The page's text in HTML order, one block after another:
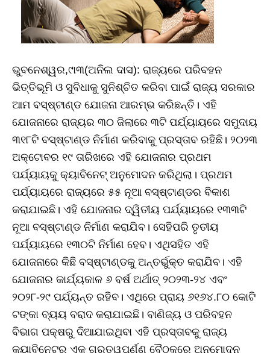
ଭୁବନେଶ୍ୱର,୯ା୩(ଅନିଲ ଦାସ): ରାଜ୍ୟରେ ପରିବହନ
ଭିତ୍ତିଭୂମି ଓ ସୁବିଧାକୁ ସୁନିଶ୍ଚିତ କରିବା ପାଇଁ ରାଜ୍ୟ ସରକାର
ଆମ ବସ୍‌ଷ୍ଟାଣ୍ଡ ଯୋଜନା ଆରମ୍ଭ କରିଛନ୍ତି। ଏହି
ଯୋଜନାରେ ରାଜ୍ୟର ୩୦ ଜିଲାରେ ୩ଟି ପର୍ଯ୍ୟାୟରେ ସମୁଦାୟ
୩୧୮ଟି ବସ୍‌ଷ୍ଟାଣ୍ଡ ନିର୍ମାଣ କରିବାକୁ ପ୍ରସ୍ତାବ ରହିଛି। ୨୦୨୩
ଅକ୍ଟୋବର ୧୯ ତାରିଖରେ ଏହି ଯୋଜନାର ପ୍ରଥମ
ପର୍ଯ୍ୟାୟକୁ କ୍ୟାବିନେଟ୍‌ ଅନୁମୋଦନ କରିଥିଲା। ପ୍ରଥମ
ପର୍ଯ୍ୟାୟରେ ରାଜ୍ୟରେ ୫୫ ନୂଆ ବସ୍‌ଷ୍ଟାଣ୍ଡର ବିକାଶ
କରାଯାଇଛି। ଏହି ଯୋଜନାର ଦ୍ୱିତୀୟ ପର୍ଯ୍ୟାୟରେ ୧୩୩ଟି
ନୂଆ ବସ୍‌ଷ୍ଟାଣ୍ଡ ନିର୍ମାଣ କରାଯିବ। ସେହିପରି ତୃତୀୟ
ପର୍ଯ୍ୟାୟରେ ୧୩୦ଟି ନିର୍ମାଣ ହେବ। ଏଥିସହିତ ଏହି
ଯୋଜନାରେ କିଛି ବସ୍‌ଷ୍ଟାଣ୍ଡକୁ ଅନ୍ତର୍ଭୁକ୍ତ କରାଯିବ। ଏହି
ଯୋଜନାର କାର୍ଯ୍ୟକାଳ ୬ ବର୍ଷ ଅର୍ଥାତ୍‌ ୨୦୨୩-୨୪ ଏବଂ
୨୦୨୮-୨୯ ପର୍ଯ୍ୟନ୍ତ ରହିବ। ଏଥିରେ ପ୍ରାୟ ୬୧୬୪.୮୦ କୋଟି
ଟଙ୍କା ବ୍ୟୟ ବରାଦ କରାଯାଇଛି। ବାଣିଜ୍ୟ ଓ ପରିବହନ
ବିଭାଗ ପକ୍ଷରୁ ଦିଆଯାଇଥିବା ଏହି ପ୍ରସ୍ତାବକୁ ରାଜ୍ୟ
କ୍ୟାବିନେଟ୍‌ର ଏକ ଗୁରୁତ୍ୱପୂର୍ଣ୍ଣ ବୈଠକରେ ଅନୁମୋଦନ